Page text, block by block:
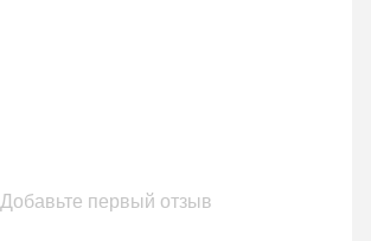
Добавьте первый отзыв